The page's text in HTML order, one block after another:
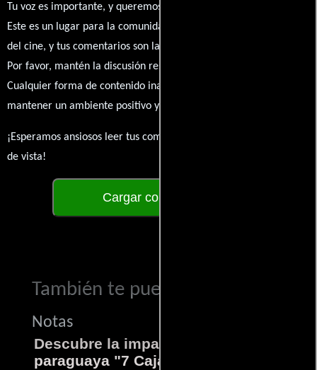
Tu voz es importante, y queremos escuchar tus pensamientos.
Este es un lugar para la comunidad de admiradores y amantes
del cine, y tus comentarios son la esencia de esta conversación.
Por favor, mantén la discusión respetuosa y constructiva.
Cualquier forma de contenido inapropiado será eliminado para
mantener un ambiente positivo y enriquecedor para todos.
¡Esperamos ansiosos leer tus comentarios y conocer tus puntos
de vista!
Cargar comentarios
También te puede interesar...
Notas
Descubre la impactante película
paraguaya "7 Cajas"